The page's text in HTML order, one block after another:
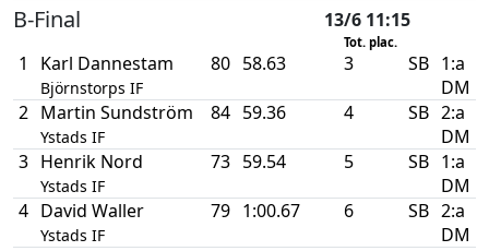
B-Final 13/6 11:15
Tot. plac.
1 Karl Dannestam
Björnstorps IF
80 58.63 3 SB 1:a
DM
2 Martin Sundström
Ystads IF
84 59.36 4 SB 2:a
DM
3 Henrik Nord
Ystads IF
73 59.54 5 SB 1:a
DM
4 David Waller
Ystads IF
79 1:00.67 6 SB 2:a
DM